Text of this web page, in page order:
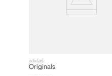
adidas
Originals